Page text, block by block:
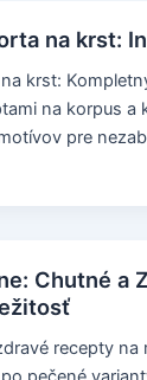
na krst:
krst:
na korpus a
pre
Chutné a
recepty na